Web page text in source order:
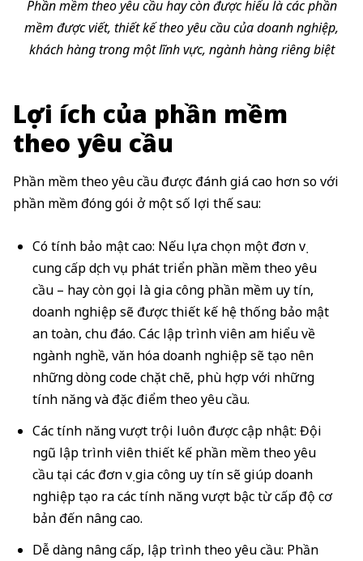
Phần mềm theo yêu cầu hay còn được hiểu là các phần
mềm được viết, thiết kế theo yêu cầu của doanh nghiệp,
khách hàng trong một lĩnh vực, ngành hàng riêng biệt
Lợi ích của phần mềm
theo yêu cầu
Phần mềm theo yêu cầu được đánh giá cao hơn so với
phần mềm đóng gói ở một số lợi thế sau:
Có tính bảo mật cao: Nếu lựa chọn một đơn vị
cung cấp dịch vụ phát triển phần mềm theo yêu
cầu – hay còn gọi là gia công phần mềm uy tín,
doanh nghiệp sẽ được thiết kế hệ thống bảo mật
an toàn, chu đáo. Các lập trình viên am hiểu về
ngành nghề, văn hóa doanh nghiệp sẽ tạo nên
những dòng code chặt chẽ, phù hợp với những
tính năng và đặc điểm theo yêu cầu.
Các tính năng vượt trội luôn được cập nhật: Đội
ngũ lập trình viên thiết kế phần mềm theo yêu
cầu tại các đơn vị gia công uy tín sẽ giúp doanh
nghiệp tạo ra các tính năng vượt bậc từ cấp độ cơ
bản đến nâng cao.
Dễ dàng nâng cấp, lập trình theo yêu cầu: Phần